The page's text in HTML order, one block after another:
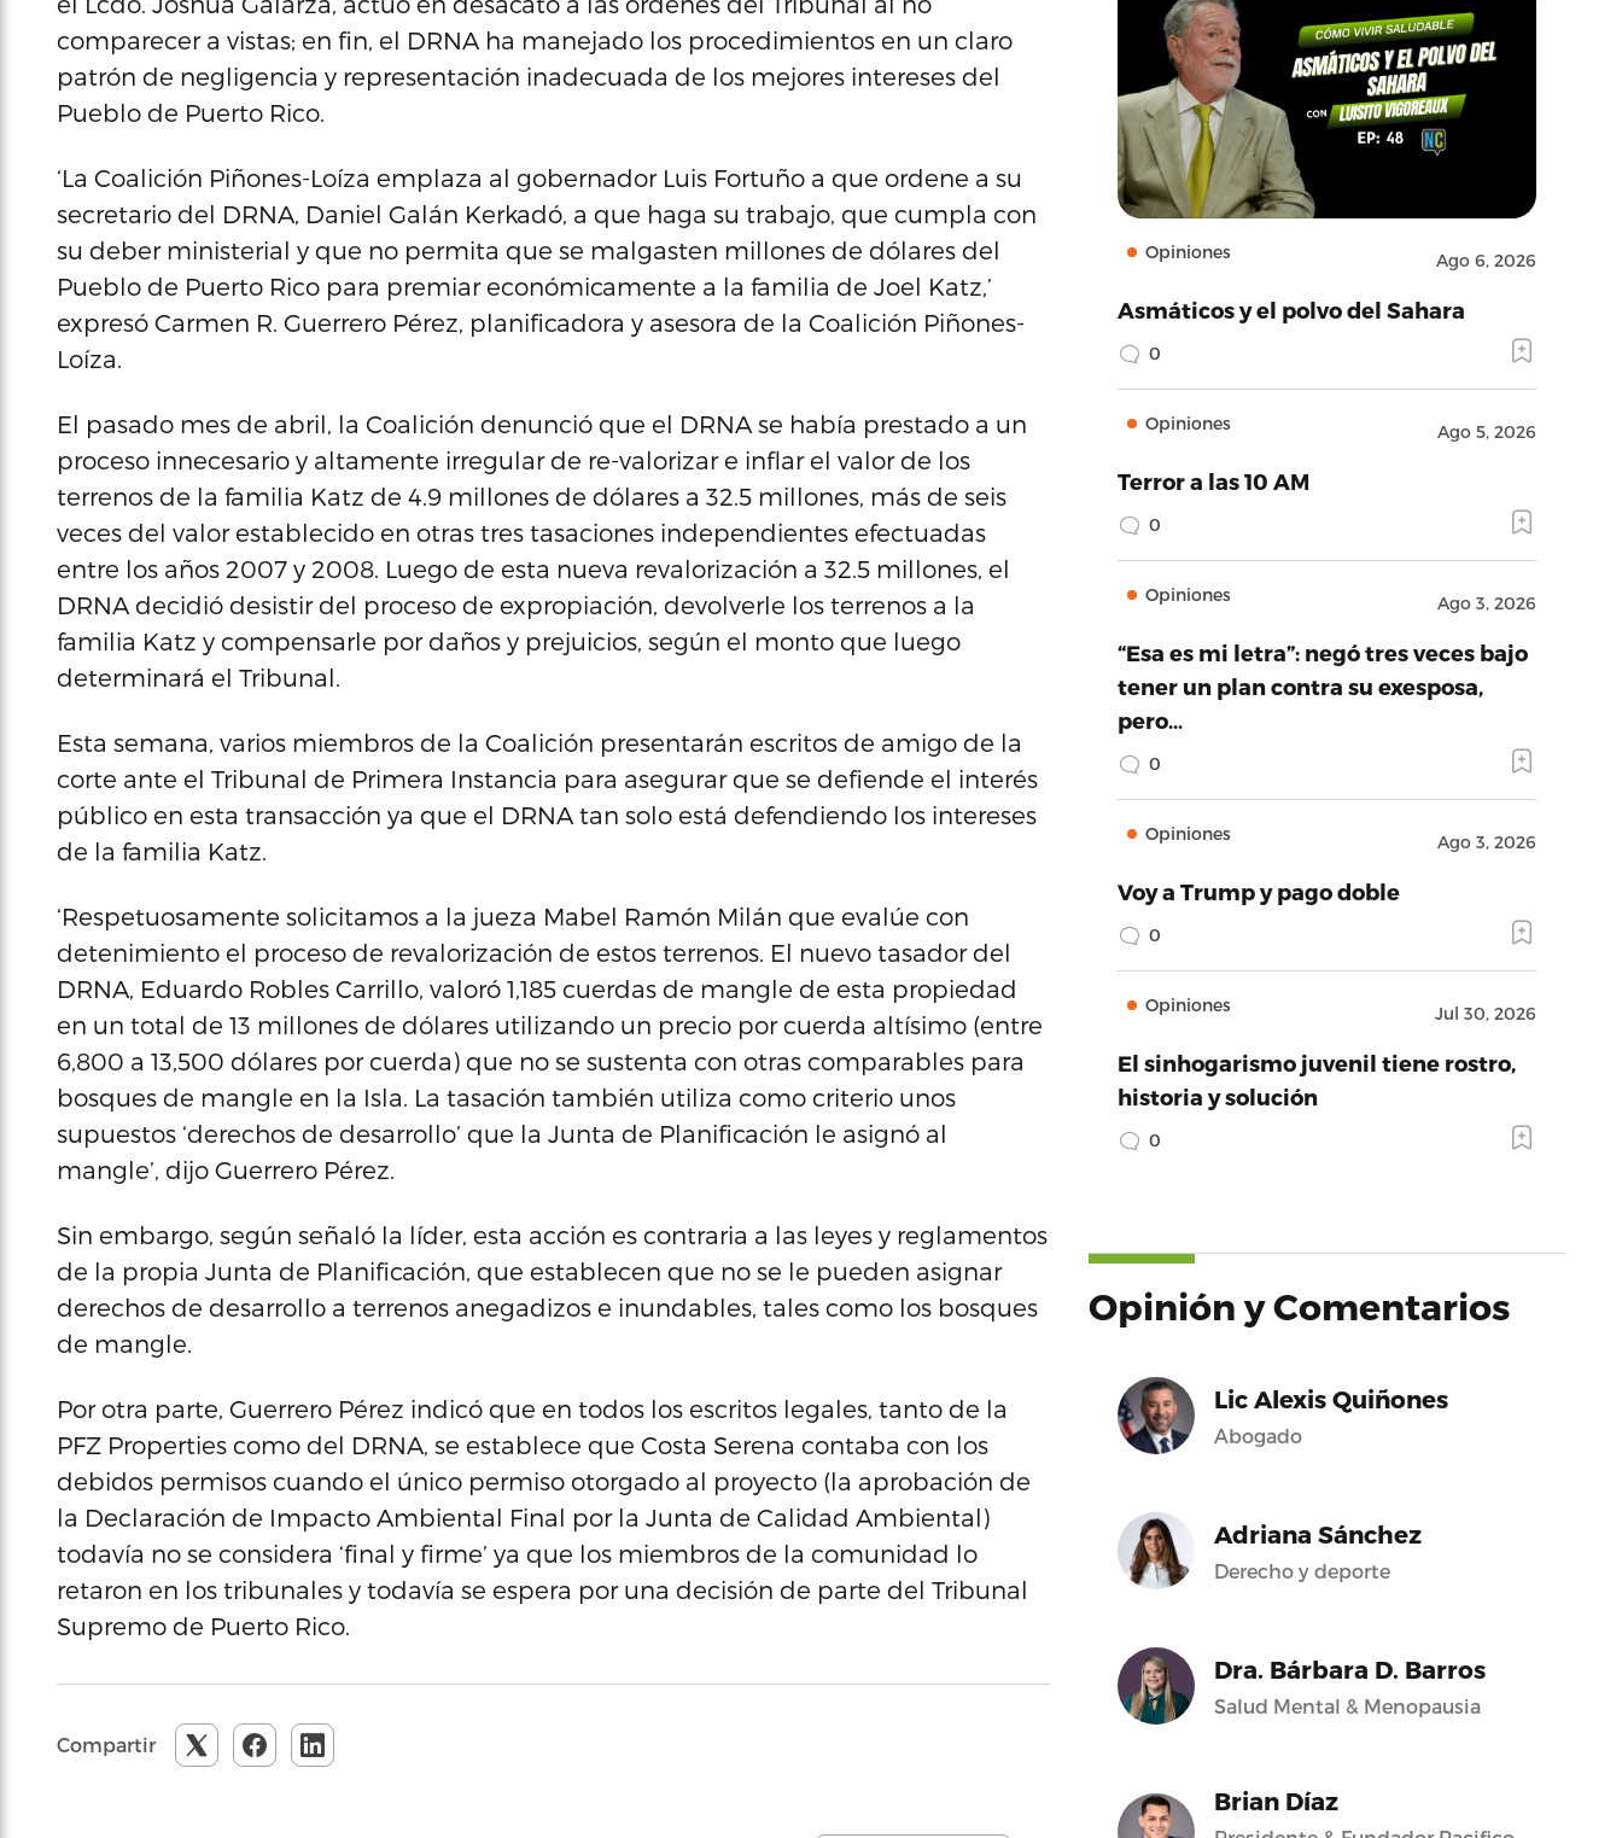
comparecer a vistas; en fin, el DRNA ha manejado los procedimientos en un claro
patrón de negligencia y representación inadecuada de los mejores intereses del
Pueblo de Puerto Rico.
‘La Coalición Piñones-Loíza emplaza al gobernador Luis Fortuño a que ordene a su
secretario del DRNA, Daniel Galán Kerkadó, a que haga su trabajo, que cumpla con
su deber ministerial y que no permita que se malgasten millones de dólares del
Pueblo de Puerto Rico para premiar económicamente a la familia de Joel Katz,’
expresó Carmen R. Guerrero Pérez, planificadora y asesora de la Coalición Piñones-
Loíza.
El pasado mes de abril, la Coalición denunció que el DRNA se había prestado a un
proceso innecesario y altamente irregular de re-valorizar e inflar el valor de los
terrenos de la familia Katz de 4.9 millones de dólares a 32.5 millones, más de seis
veces del valor establecido en otras tres tasaciones independientes efectuadas
entre los años 2007 y 2008. Luego de esta nueva revalorización a 32.5 millones, el
DRNA decidió desistir del proceso de expropiación, devolverle los terrenos a la
familia Katz y compensarle por daños y prejuicios, según el monto que luego
determinará el Tribunal.
Esta semana, varios miembros de la Coalición presentarán escritos de amigo de la
corte ante el Tribunal de Primera Instancia para asegurar que se defiende el interés
público en esta transacción ya que el DRNA tan solo está defendiendo los intereses
de la familia Katz.
‘Respetuosamente solicitamos a la jueza Mabel Ramón Milán que evalúe con
detenimiento el proceso de revalorización de estos terrenos. El nuevo tasador del
DRNA, Eduardo Robles Carrillo, valoró 1,185 cuerdas de mangle de esta propiedad
en un total de 13 millones de dólares utilizando un precio por cuerda altísimo (entre
6,800 a 13,500 dólares por cuerda) que no se sustenta con otras comparables para
bosques de mangle en la Isla. La tasación también utiliza como criterio unos
supuestos ‘derechos de desarrollo’ que la Junta de Planificación le asignó al
mangle’, dijo Guerrero Pérez.
Sin embargo, según señaló la líder, esta acción es contraria a las leyes y reglamentos
de la propia Junta de Planificación, que establecen que no se le pueden asignar
derechos de desarrollo a terrenos anegadizos e inundables, tales como los bosques
de mangle.
Por otra parte, Guerrero Pérez indicó que en todos los escritos legales, tanto de la
PFZ Properties como del DRNA, se establece que Costa Serena contaba con los
debidos permisos cuando el único permiso otorgado al proyecto (la aprobación de
la Declaración de Impacto Ambiental Final por la Junta de Calidad Ambiental)
todavía no se considera ‘final y firme’ ya que los miembros de la comunidad lo
retaron en los tribunales y todavía se espera por una decisión de parte del Tribunal
Supremo de Puerto Rico.
Compartir
Opiniones Ago 6, 2026
Asmáticos y el polvo del Sahara
0
Opiniones Ago 5, 2026
Terror a las 10 AM
0
Opiniones Ago 3, 2026
“Esa es mi letra”: negó tres veces bajo
tener un plan contra su exesposa,
pero…
0
Opiniones Ago 3, 2026
Voy a Trump y pago doble
0
Opiniones Jul 30, 2026
El sinhogarismo juvenil tiene rostro,
historia y solución
0
Opinión y Comentarios
Lic Alexis Quiñones
Abogado
Adriana Sánchez
Derecho y deporte
Dra. Bárbara D. Barros
Salud Mental & Menopausia
Brian Díaz